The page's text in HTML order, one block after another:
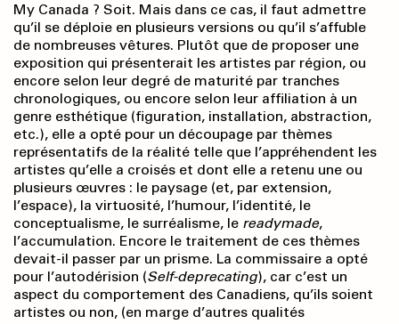
My Canada ? Soit. Mais dans ce cas, il faut admettre
qu’il se déploie en plusieurs versions ou qu’il s’affuble
de nombreuses vêtures. Plutôt que de proposer une
exposition qui présenterait les artistes par région, ou
encore selon leur degré de maturité par tranches
chronologiques, ou encore selon leur affiliation à un
genre esthétique (figuration, installation, abstraction,
etc.), elle a opté pour un découpage par thèmes
représentatifs de la réalité telle que l’appréhendent les
artistes qu’elle a croisés et dont elle a retenu une ou
plusieurs œuvres : le paysage (et, par extension,
l’espace), la virtuosité, l’humour, l’identité, le
conceptualisme, le surréalisme, le readymade,
l’accumulation. Encore le traitement de ces thèmes
devait-il passer par un prisme. La commissaire a opté
pour l’autodérision (Self-deprecating), car c’est un
aspect du comportement des Canadiens, qu’ils soient
artistes ou non, (en marge d’autres qualités